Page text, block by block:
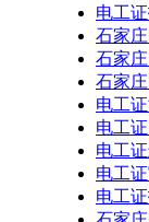
电工
石家
石家
石家
电工
电工
电工
电工
电工